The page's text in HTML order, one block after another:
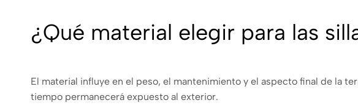
¿Qué material elegir para las
El material influye en el peso, el mantenimiento y el aspecto final de la
tiempo permanecerá expuesto al exterior.